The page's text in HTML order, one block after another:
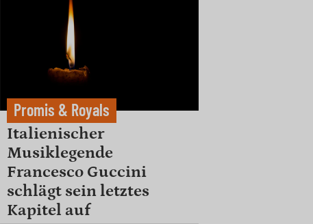
Promis & Royals
Italienischer
Musiklegende
Francesco Guccini
schlägt sein letztes
Kapitel auf